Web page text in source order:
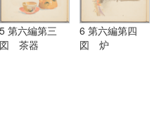
5 第六編第三
図 茶器
6 第六編第四
図 炉